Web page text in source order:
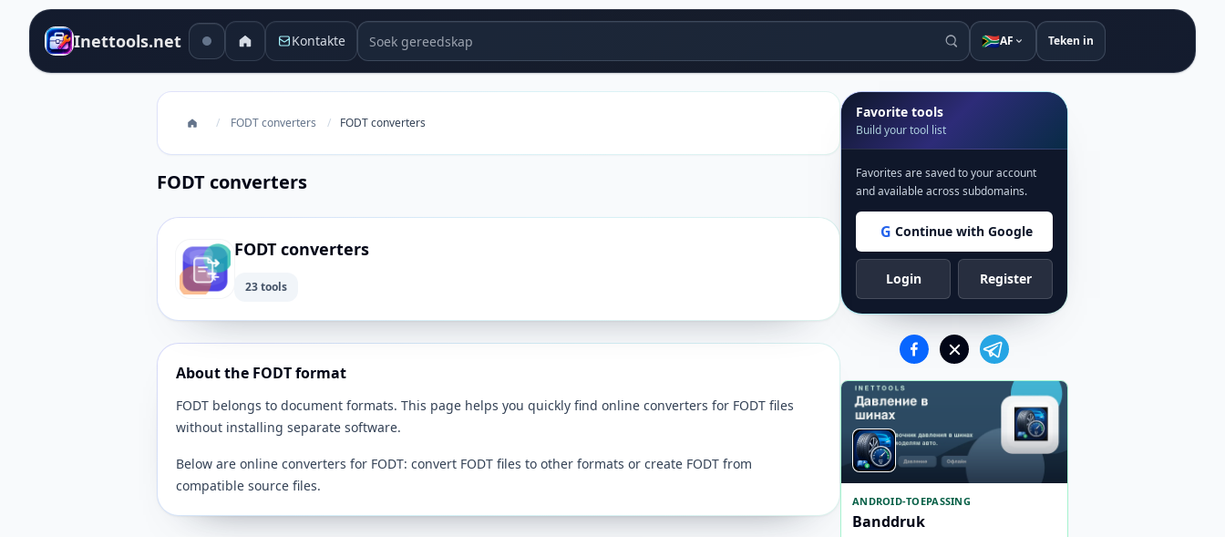
Inettools.net Kontakte Soek gereedskap 🇿🇦AF Teken in
/ FODT converters / FODT converters
FODT converters
FODT converters
23 tools
About the FODT format
FODT belongs to document formats. This page helps you quickly find online converters for FODT files
without installing separate software.
Below are online converters for FODT: convert FODT files to other formats or create FODT from
compatible source files.
Favorite tools
Build your tool list
Favorites are saved to your account
and available across subdomains.
G Continue with Google
Login Register
ANDROID-TOEPASSING
Banddruk